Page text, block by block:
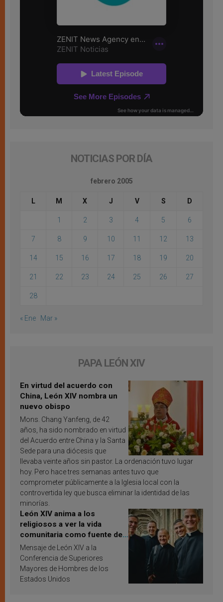
NOTICIAS POR DÍA
febrero 2005
L M X J V S D
1 2 3 4 5 6
7 8 9 10 11 12 13
14 15 16 17 18 19 20
21 22 23 24 25 26 27
28
« Ene Mar »
PAPA LEÓN XIV
En virtud del acuerdo con
China, León XIV nombra un
nuevo obispo
Mons. Chang Yanfeng, de 42
años, ha sido nombrado en virtud
del Acuerdo entre China y la Santa
Sede para una diócesis que
llevaba veinte años sin pastor. La ordenación tuvo lugar
hoy. Pero hace tres semanas antes tuvo que
comprometer públicamente a la Iglesia local con la
controvertida ley que busca eliminar la identidad de las
minorías.
León XIV anima a los
religiosos a ver la vida
comunitaria como fuente de
inspiración y santificación
Mensaje de León XIV a la
Conferencia de Superiores
Mayores de Hombres de los
Estados Unidos